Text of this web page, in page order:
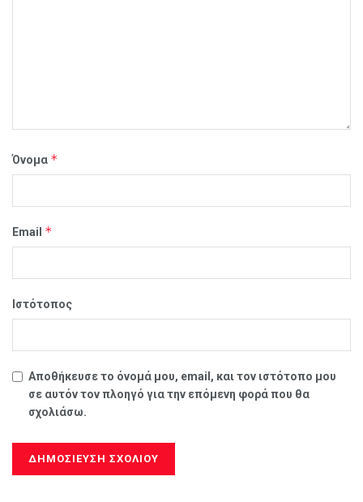
Όνομα *
Email *
Ιστότοπος
Αποθήκευσε το όνομά μου, email, και τον ιστότοπο μου
σε αυτόν τον πλοηγό για την επόμενη φορά που θα
σχολιάσω.